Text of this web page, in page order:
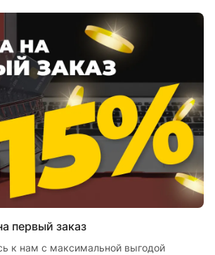
первый заказ
к нам с максимальной выгодой